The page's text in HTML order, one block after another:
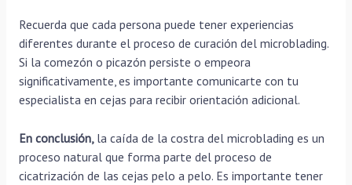
Recuerda que cada persona puede tener experiencias
diferentes durante el proceso de curación del microblading.
Si la comezón o picazón persiste o empeora
significativamente, es importante comunicarte con tu
especialista en cejas para recibir orientación adicional.
En conclusión,la caída de la costra del microblading es un
proceso natural que forma parte del proceso de
cicatrización de las cejas pelo a pelo. Es importante tener